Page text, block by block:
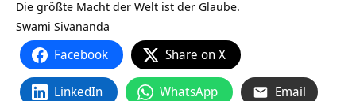
Die größte Macht der Welt ist der Glaube.
Swami Sivananda
Facebook Share on X
LinkedIn WhatsApp Email